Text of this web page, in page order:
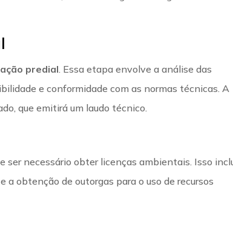
predial . Essa etapa envolve a análise das
e conformidade com as normas técnicas. A
que emitirá um laudo técnico.
ser necessário obter licenças ambientais. Isso
a obtenção de outorgas para o uso de recursos